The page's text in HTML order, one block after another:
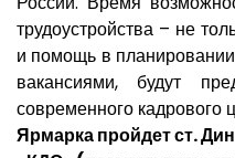
трудоустройства – не
и помощь в
вакансиями, будут
современного кадрового
Ярмарка пройдет ст.